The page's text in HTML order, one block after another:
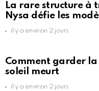
La rare structure à
Nysa défie les
il y a environ 2 jours
Comment garder
soleil meurt
il y a environ 2 jours